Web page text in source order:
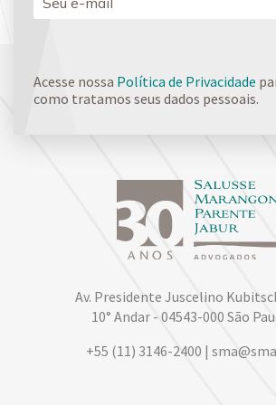
Acesse nossa Política de Privacidade
como tratamos seus dados pessoais.
Av. Presidente Juscelino
10° Andar - 04543-000 São
+55 (11) 3146-2400 |